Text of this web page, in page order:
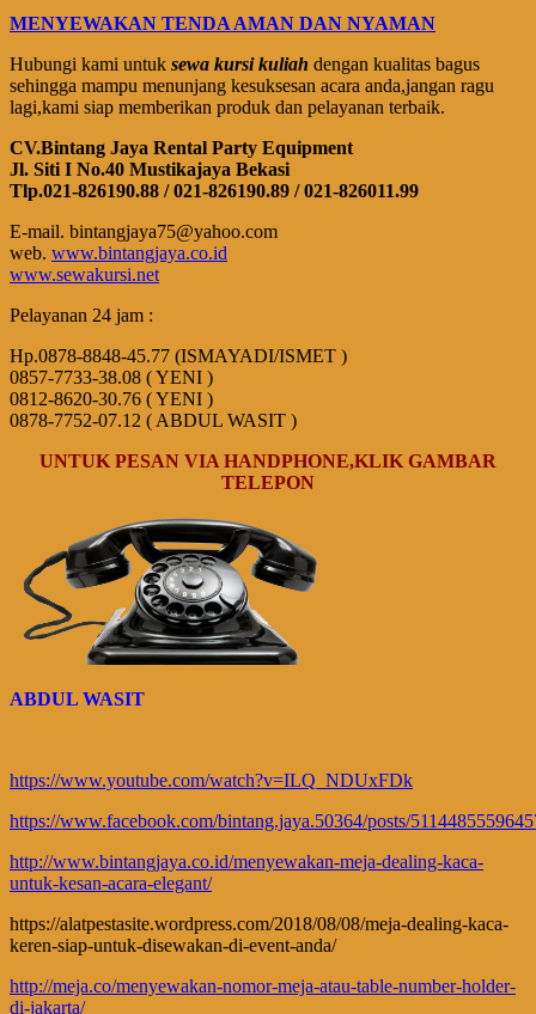
MENYEWAKAN TENDA AMAN DAN NYAMAN
Hubungi kami untuk sewa kursi kuliah dengan kualitas bagus
sehingga mampu menunjang kesuksesan acara anda,jangan ragu
lagi,kami siap memberikan produk dan pelayanan terbaik.
CV.Bintang Jaya Rental Party Equipment
Jl. Siti I No.40 Mustikajaya Bekasi
Tlp.021-826190.88 / 021-826190.89 / 021-826011.99
E-mail. bintangjaya75@yahoo.com
web. www.bintangjaya.co.id
www.sewakursi.net
Pelayanan 24 jam :
Hp.0878-8848-45.77 (ISMAYADI/ISMET )
0857-7733-38.08 ( YENI )
0812-8620-30.76 ( YENI )
0878-7752-07.12 ( ABDUL WASIT )
UNTUK PESAN VIA HANDPHONE,KLIK GAMBAR
TELEPON
ABDUL WASIT
https://www.youtube.com/watch?v=ILQ_NDUxFDk
https://www.facebook.com/bintang.jaya.50364/posts/
http://www.bintangjaya.co.id/menyewakan-meja-dealing-kaca-
untuk-kesan-acara-elegant/
https://alatpestasite.wordpress.com/2018/08/08/meja-dealing-kaca-
keren-siap-untuk-disewakan-di-event-anda/
http://meja.co/menyewakan-nomor-meja-atau-table-number-holder-
di-jakarta/